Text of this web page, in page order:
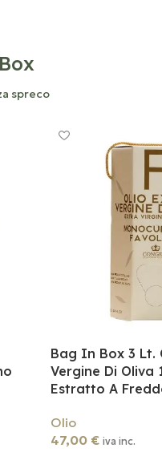
spreco
Bag In Box 3 Lt.
Vergine Di
Estratto A
Olio
47,00 € iva inc.